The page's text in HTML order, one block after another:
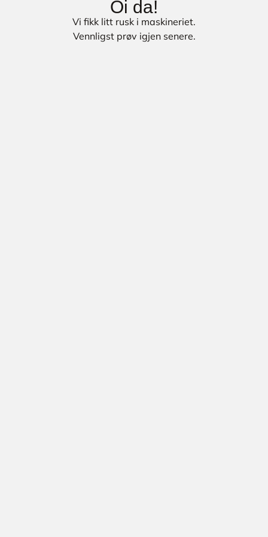
Oi da!
Vi fikk litt rusk i maskineriet.
Vennligst prøv igjen senere.